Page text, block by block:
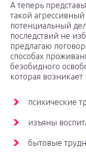
А теперь
такой
потенциальный
последствий не
предлагаю
способах
безобидного
которая
психические
изъяны
бытовые